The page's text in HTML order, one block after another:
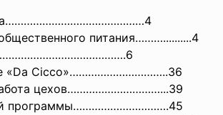
питания………..........4
«Da Cicco»…………………………..36
цехов…………………………...39
программы………………………….45